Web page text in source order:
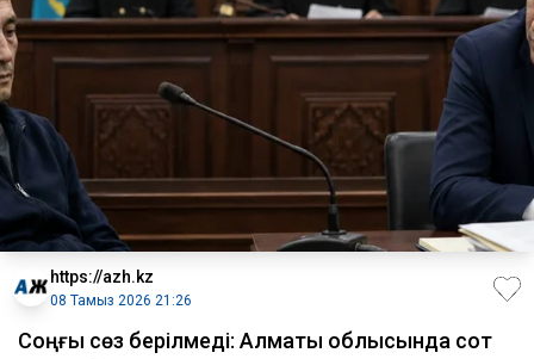
https://azh.kz
08 Тамыз 2026 21:26
​Соңғы сөз берілмеді: Алматы облысында сот